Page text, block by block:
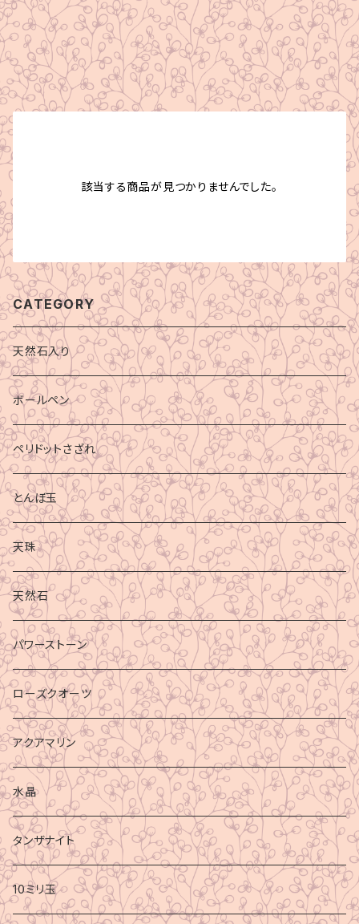
該当する商品が見つかりませんでした。
CATEGORY
天然石入り
ボールペン
ペリドットさざれ
とんぼ玉
天珠
天然石
パワーストーン
ローズクオーツ
アクアマリン
水晶
タンザナイト
10ミリ玉